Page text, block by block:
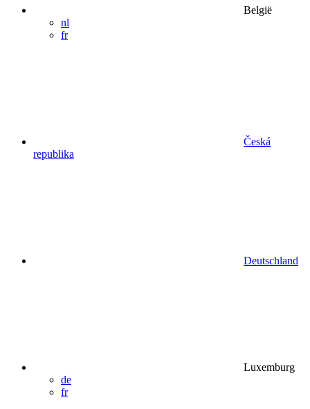
België
nl
fr
Česká
republika
Deutschland
Luxemburg
de
fr